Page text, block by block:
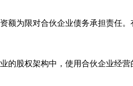
额为限对合伙企业债务承担责任
的股权架构中，使用合伙企业经营